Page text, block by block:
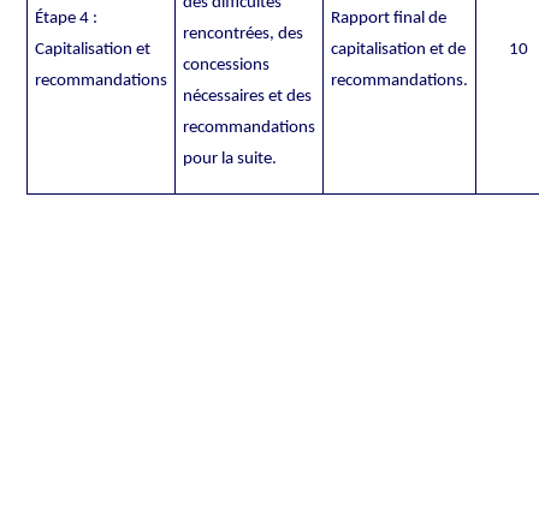
Étape 4 :
Capitalisation et
recommandations
rencontrées, des
concessions
nécessaires et des
recommandations
pour la suite.
Rapport final de
capitalisation et de
recommandations.
10